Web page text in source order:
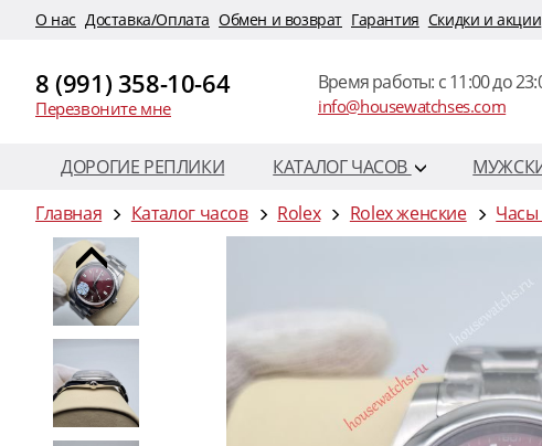
O нас Доставка/Оплата Обмен и возврат Гарантия Скидки и акции
8 (991) 358-10-64
Перезвоните мне
Время работы: c 11:00 до
info@housewatchses.com
ДОРОГИЕ РЕПЛИКИ КАТАЛОГ ЧАСОВ
Главная
Каталог часов Rolex Rolex женские Часы